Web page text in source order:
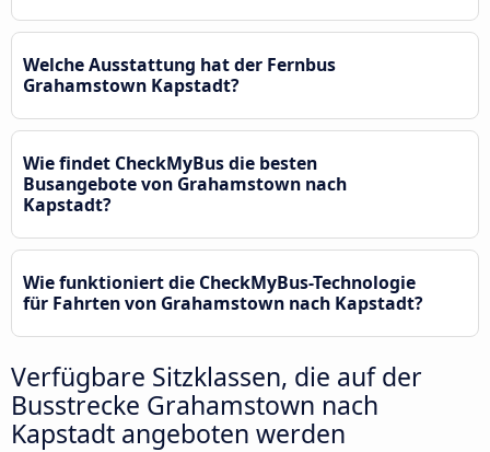
Welche Ausstattung hat der Fernbus
Grahamstown Kapstadt?
Wie findet CheckMyBus die besten
Busangebote von Grahamstown nach
Kapstadt?
Wie funktioniert die CheckMyBus-Technologie
für Fahrten von Grahamstown nach Kapstadt?
Verfügbare Sitzklassen, die auf der
Busstrecke Grahamstown nach
Kapstadt angeboten werden